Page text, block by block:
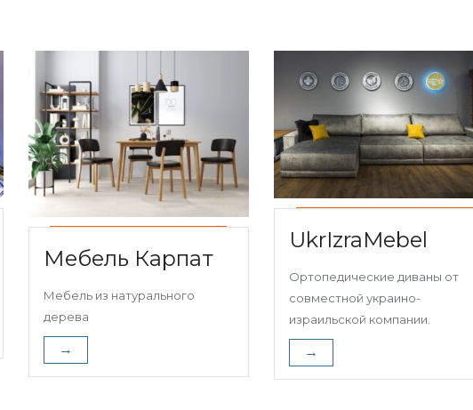
Мебель Карпат
Мебель из натурального
дерева
→
UkrIzraMebel
Ортопедические диваны от
совместной украино-
израильской компании.
→